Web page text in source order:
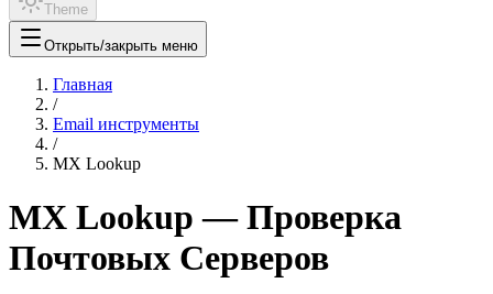
Theme
Открыть/закрыть меню
Главная
/
Email инструменты
/
MX Lookup
MX Lookup — Проверка
Почтовых Серверов